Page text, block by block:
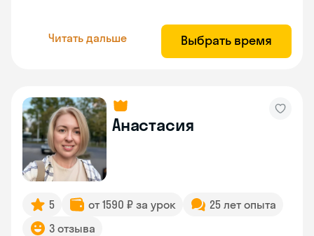
Читать дальше Выбрать время
Анастасия
5 от 1590 ₽ за урок
25 лет опыта
3 отзыва